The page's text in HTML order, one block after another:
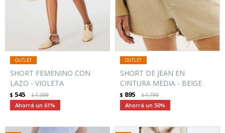
SHORT FEMENINO CON
LAZO - VIOLETA
$ 545 $1.399
61
SHORT DE JEAN EN
CINTURA MEDIA - BEIGE
$ 895 $1.799
50